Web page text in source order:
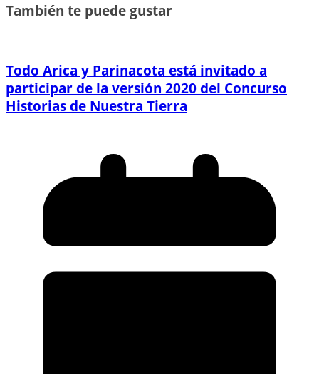
También te puede gustar
Todo Arica y Parinacota está invitado a
participar de la versión 2020 del Concurso
Historias de Nuestra Tierra